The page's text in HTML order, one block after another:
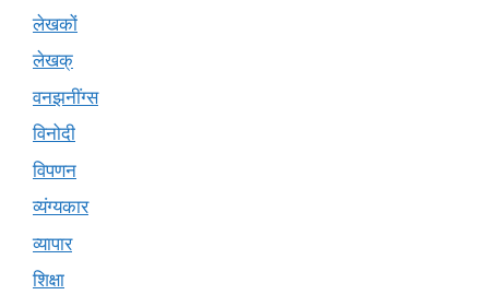
लेखकों
लेखक्
वनझनींग्स
विनोदी
विपणन
व्यंग्यकार
व्यापार
शिक्षा